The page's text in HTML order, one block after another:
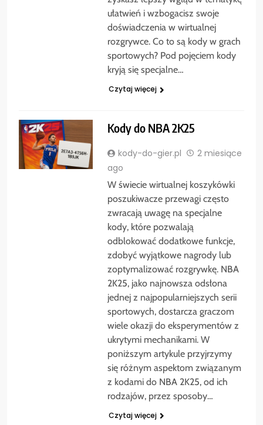
ułatwień i wzbogacisz swoje
doświadczenia w wirtualnej
rozgrywce. Co to są kody w grach
sportowych? Pod pojęciem kody
kryją się specjalne…
Czytaj więcej
Kody do NBA 2K25
kody-do-gier.pl
2 miesiące
ago
W świecie wirtualnej koszykówki
poszukiwacze przewagi często
zwracają uwagę na specjalne
kody, które pozwalają
odblokować dodatkowe funkcje,
zdobyć wyjątkowe nagrody lub
zoptymalizować rozgrywkę. NBA
2K25, jako najnowsza odsłona
jednej z najpopularniejszych serii
sportowych, dostarcza graczom
wiele okazji do eksperymentów z
ukrytymi mechanikami. W
poniższym artykule przyjrzymy
się różnym aspektom związanym
z kodami do NBA 2K25, od ich
rodzajów, przez sposoby…
Czytaj więcej